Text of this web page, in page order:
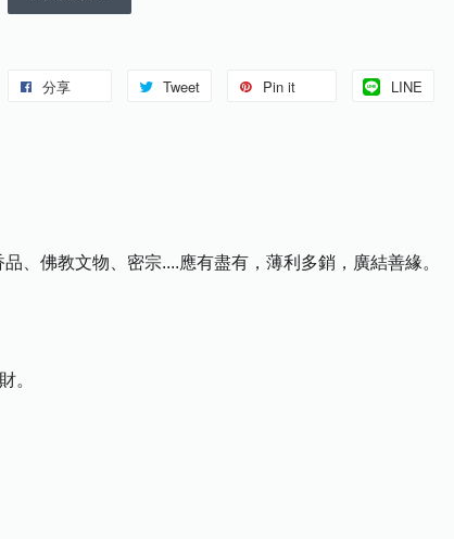
分享 Tweet Pin it LINE
、佛教文物、密宗....應有盡有，薄利多銷，廣結善緣。
。